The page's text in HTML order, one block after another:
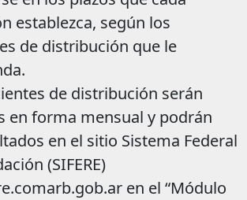
establezca, según los
de distribución que le
de distribución serán
en forma mensual y podrán
en el sitio Sistema Federal
(SIFERE)
en el “Módulo